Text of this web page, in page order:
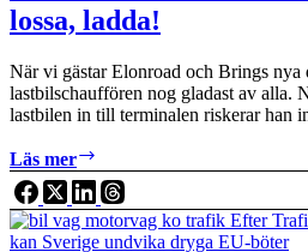
lossa, ladda!
När vi gästar Elonroad och Brings nya
lastbilschauffören nog gladast av alla.
lastbilen in till terminalen riskerar han
Läs mer
sladdlös
laddning:
Lasta,
lossa,